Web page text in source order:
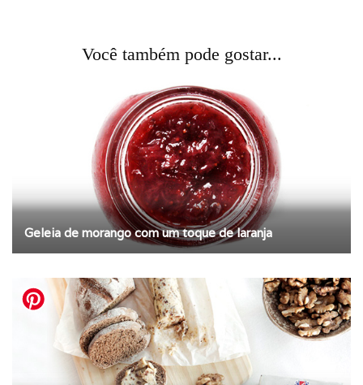
Você também pode gostar...
Geleia de morango com um toque de laranja